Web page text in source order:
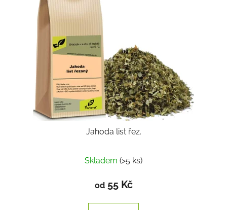
Jahoda list řez.
Skladem (>5 ks)
od55 Kč